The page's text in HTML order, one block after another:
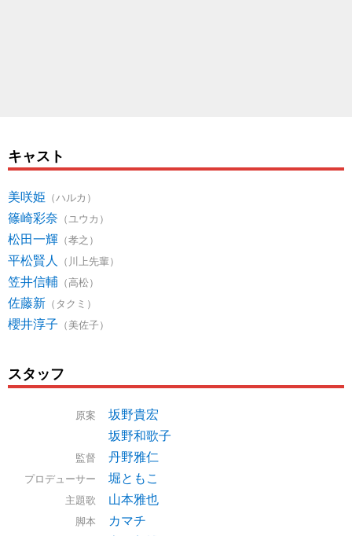
キャスト
美咲姫 （ハルカ）
篠崎彩奈 （ユウカ）
松田一輝 （孝之）
平松賢人 （川上先輩）
笠井信輔 （高松）
佐藤新 （タクミ）
櫻井淳子 （美佐子）
スタッフ
原案
坂野貴宏
坂野和歌子
監督 丹野雅仁
プロデューサー 堀ともこ
主題歌 山本雅也
脚本 カマチ